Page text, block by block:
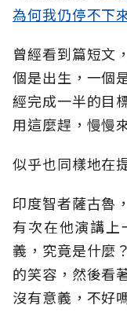
為何我仍停不下
曾經看到篇短文
個是出生，一個
經完成一半的目
用這麼趕，慢慢
似乎也同樣地在
印度智者薩古魯
有次在他演講
義，究竟是什麼
的笑容，然後看
沒有意義，不好